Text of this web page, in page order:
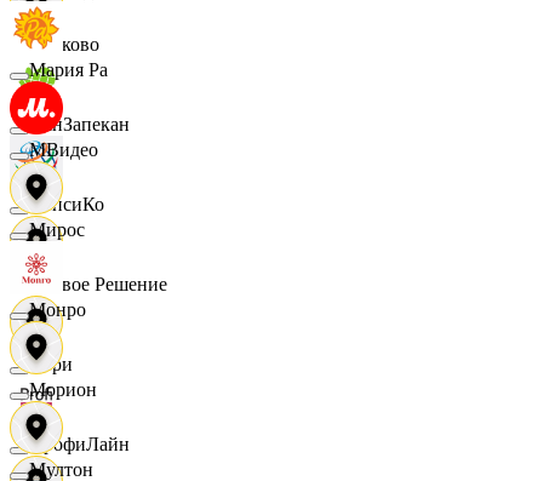
Очаково
ПанЗапекан
ПепсиКо
Первое Решение
Пери
ПрофиЛайн
Мария Ра
МВидео
Мирос
Монро
Морион
Мултон